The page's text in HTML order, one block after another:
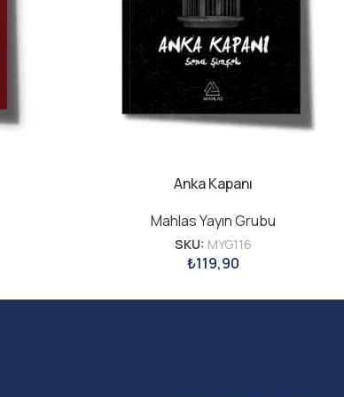
Anka Kapanı
Mahlas Yayın Grubu
SKU: MYG116
₺119,90